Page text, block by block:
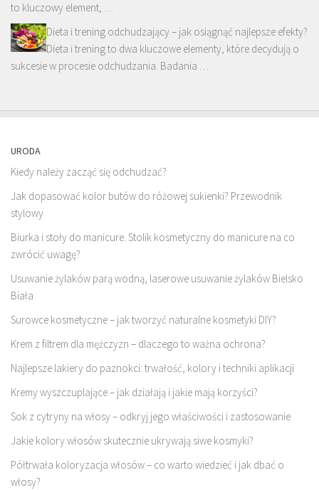
to kluczowy element, …
Dieta i trening odchudzający – jak osiągnąć najlepsze efekty?
Dieta i trening to dwa kluczowe elementy, które decydują o
sukcesie w procesie odchudzania. Badania …
URODA
Kiedy należy zacząć się odchudzać?
Jak dopasować kolor butów do różowej sukienki? Przewodnik
stylowy
Biurka i stoły do manicure. Stolik kosmetyczny do manicure na co
zwrócić uwagę?
Usuwanie żylaków parą wodną, laserowe usuwanie żylaków Bielsko
Biała
Surowce kosmetyczne – jak tworzyć naturalne kosmetyki DIY?
Krem z filtrem dla mężczyzn – dlaczego to ważna ochrona?
Najlepsze lakiery do paznokci: trwałość, kolory i techniki aplikacji
Kremy wyszczuplające – jak działają i jakie mają korzyści?
Sok z cytryny na włosy – odkryj jego właściwości i zastosowanie
Jakie kolory włosów skutecznie ukrywają siwe kosmyki?
Półtrwała koloryzacja włosów – co warto wiedzieć i jak dbać o
włosy?